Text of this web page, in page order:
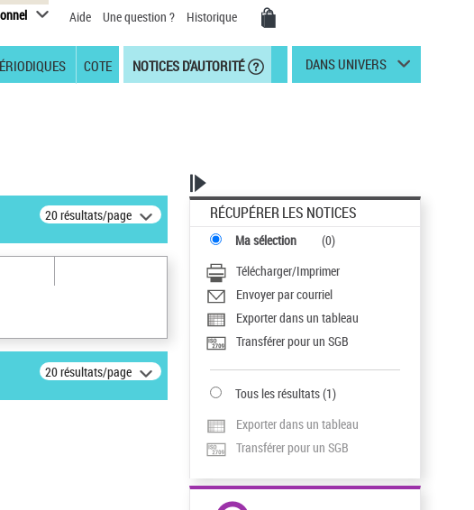
Aide Une question ? Historique
COTE NOTICES D'AUTORITÉ DANS UNIVERS
20 résultats/page
20 résultats/page
RÉCUPÉRER LES NOTICES
Ma sélection (0)
Télécharger/Imprimer
Envoyer par courriel
Exporter dans un tableau
Transférer pour un SGB
Tous les résultats(1)
Exporter dans un tableau
Transférer pour un SGB